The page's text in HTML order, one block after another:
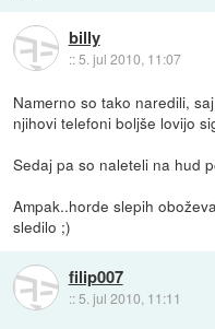
billy
::5. jul 2010, 11:07
Namerno so tako naredili,
njihovi telefoni boljše lovijo
Sedaj pa so naleteli na hud
Ampak..horde slepih
sledilo ;)
filip007
:: 5. jul 2010, 11:11